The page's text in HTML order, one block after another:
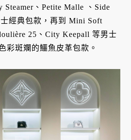
Steamer、Petite Malle 、Side
經典包款，再到 Mini Soft
25、City Keepall 等男士
彩斑斕的鱷魚皮革包款。